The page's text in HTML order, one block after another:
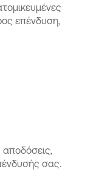
επένδυση,
αποδόσεις,
σας.